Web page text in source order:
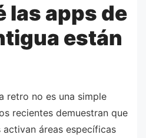
las apps de
están
retro no es una simple
recientes demuestran que
áreas específicas